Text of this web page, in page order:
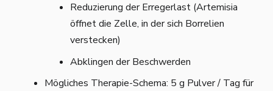
Reduzierung der Erregerlast (Artemisia
öffnet die Zelle, in der sich Borrelien
verstecken)
Abklingen der Beschwerden
Mögliches Therapie-Schema: 5 g Pulver / Tag für